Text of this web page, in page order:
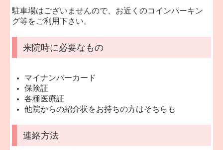
駐車場はございませんので、お近くのコインパーキン
グ等をご利用下さい。
来院時に必要なもの
マイナンバーカード
保険証
各種医療証
他院からの紹介状をお持ちの方はそちらも
連絡方法